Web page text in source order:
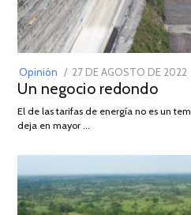
Opinión
POSTED
ON
27 DE AGOSTO DE 2022
Un negocio redondo
El de las tarifas de energía no es un
deja en mayor …